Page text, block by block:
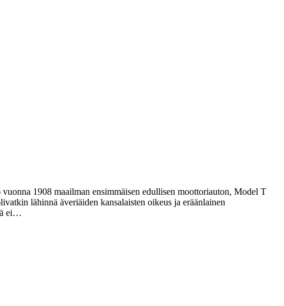
1908 maailman ensimmäisen edullisen moottoriauton, Model T
lähinnä äveriäiden kansalaisten oikeus ja eräänlainen
ei…